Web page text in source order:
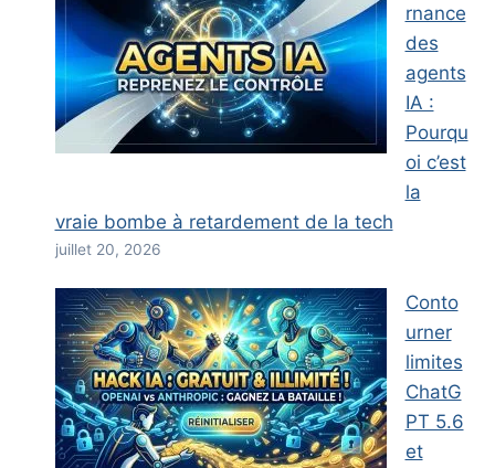
rnance
des
agents
IA :
Pourqu
oi c’est
la
vraie bombe à retardement de la tech
juillet 20, 2026
Conto
urner
limites
ChatG
PT 5.6
et